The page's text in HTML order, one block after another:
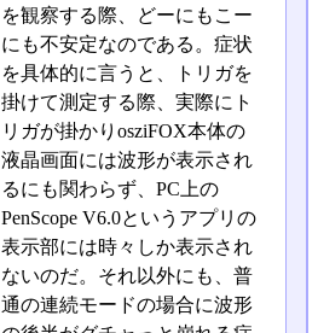
を観察する際、どーにもこー
にも不安定なのである。症状
を具体的に言うと、トリガを
掛けて測定する際、実際にト
リガが掛かりosziFOX本体の
液晶画面には波形が表示され
るにも関わらず、PC上の
PenScope V6.0というアプリの
表示部には時々しか表示され
ないのだ。それ以外にも、普
通の連続モードの場合に波形